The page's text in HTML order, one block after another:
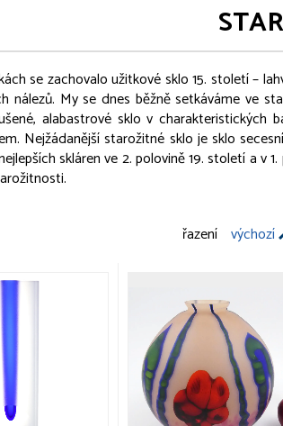
se zachovalo užitkové sklo 15. století –
nálezů. My se dnes běžně setkáváme ve
alabastrové sklo v charakteristických
Nejžádanější starožitné sklo je sklo
skláren ve 2. polovině 19. století a
řazení výchozí